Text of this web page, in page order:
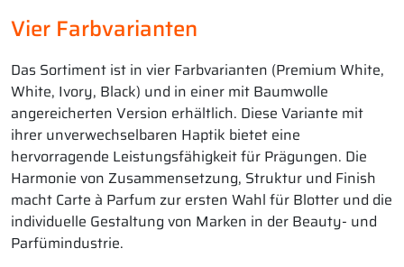
Vier Farbvarianten
Das Sortiment ist in vier Farbvarianten (Premium White,
White, Ivory, Black) und in einer mit Baumwolle
angereicherten Version erhältlich. Diese Variante mit
ihrer unverwechselbaren Haptik bietet eine
hervorragende Leistungsfähigkeit für Prägungen. Die
Harmonie von Zusammensetzung, Struktur und Finish
macht Carte à Parfum zur ersten Wahl für Blotter und die
individuelle Gestaltung von Marken in der Beauty- und
Parfümindustrie.